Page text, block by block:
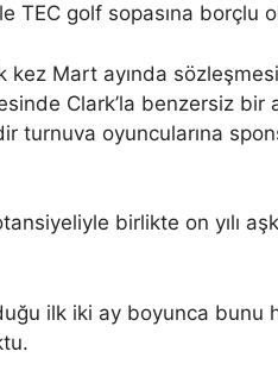
TEC golf sopasına borçlu
kez Mart ayında
Clark’la benzersiz bir
turnuva oyuncularına
birlikte on yılı
ilk iki ay boyunca bunu